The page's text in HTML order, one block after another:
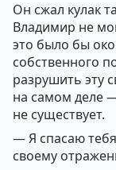
Он сжал кулак
Владимир не
это было бы
собственного
разрушить эту
на самом деле
не существует.
— Я спасаю
своему